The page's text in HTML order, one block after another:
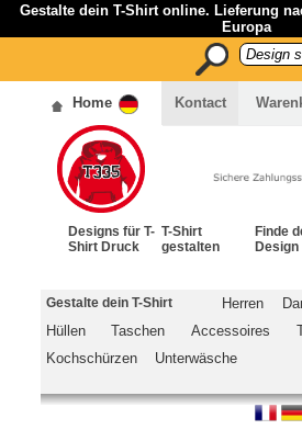
Gestalte dein T-Shirt online. Lieferung
Europa
Home Kontact
Designs für T-
Shirt Druck
T-Shirt
gestalten
Finde
Design
Gestalte dein T-Shirt Herren
Hüllen
Taschen Accessoires
Kochschürzen
Unterwäsche